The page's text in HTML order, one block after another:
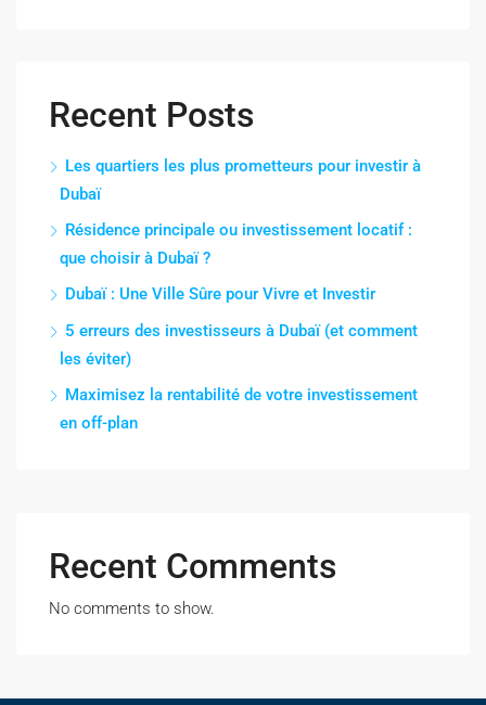
Recent Posts
Les quartiers les plus prometteurs pour investir à
Dubaï
Résidence principale ou investissement locatif :
que choisir à Dubaï ?
Dubaï : Une Ville Sûre pour Vivre et Investir
5 erreurs des investisseurs à Dubaï (et comment
les éviter)
Maximisez la rentabilité de votre investissement
en off-plan
Recent Comments
No comments to show.